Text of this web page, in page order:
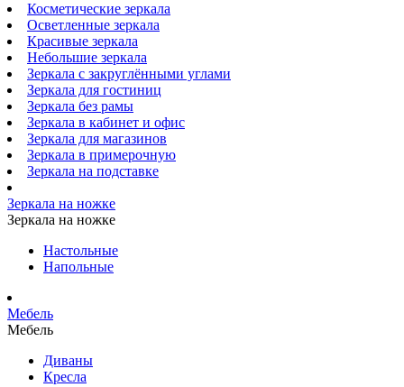
Косметические зеркала
Осветленные зеркала
Красивые зеркала
Небольшие зеркала
Зеркала с закруглёнными углами
Зеркала для гостиниц
Зеркала без рамы
Зеркала в кабинет и офис
Зеркала для магазинов
Зеркала в примерочную
Зеркала на подставке
Зеркала на ножке
Зеркала на ножке
Настольные
Напольные
Мебель
Мебель
Диваны
Кресла